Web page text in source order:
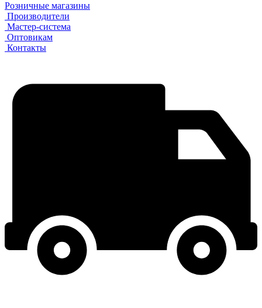
Розничные магазины
Производители
Мастер-система
Оптовикам
Контакты